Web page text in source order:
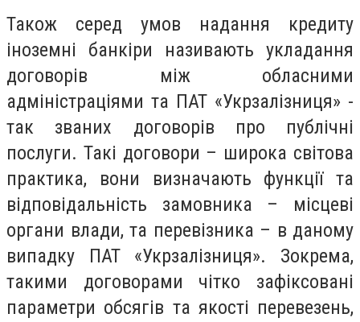
Також серед умов надання кредиту
іноземні банкіри називають укладання
договорів між обласними
адміністраціями та ПАТ «Укрзалізниця» -
так званих договорів про публічні
послуги. Такі договори – широка світова
практика, вони визначають функції та
відповідальність замовника – місцеві
органи влади, та перевізника – в даному
випадку ПАТ «Укрзалізниця». Зокрема,
такими договорами чітко зафіксовані
параметри обсягів та якості перевезень,